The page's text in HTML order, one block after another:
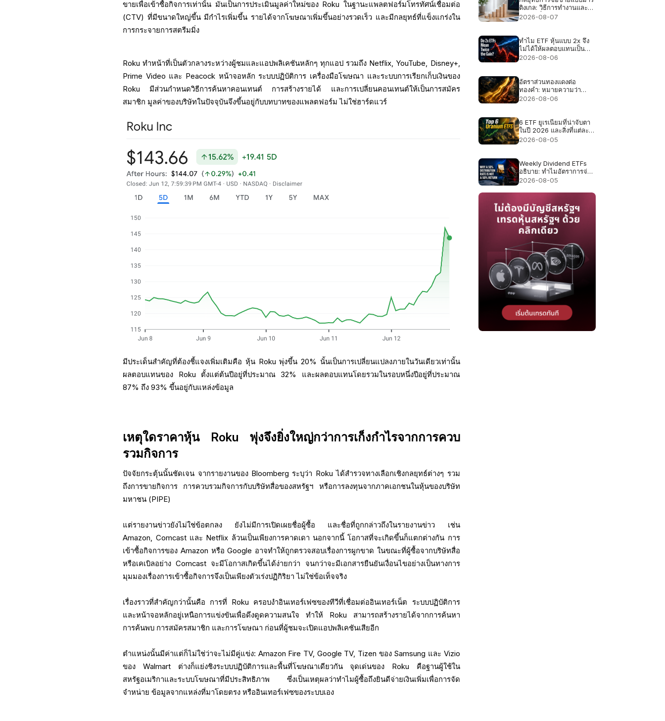
ขายเพื่อเข้าซื้อกิจการเท่านั้น มันเป็นการประเมินมูลค่าใหม่ของ Roku ในฐานะแพลตฟอร์มโทรทัศน์เชื่อมต่อ
(CTV) ที่มีขนาดใหญ่ขึ้น มีกำไรเพิ่มขึ้น รายได้จากโฆษณาเพิ่มขึ้นอย่างรวดเร็ว และมีกลยุทธ์ที่แข็งแกร่งใน
การกระจายการสตรีมมิ่ง
Roku ทำหน้าที่เป็นตัวกลางระหว่างผู้ชมและแอปพลิเคชันหลักๆ ทุกแอป รวมถึง Netflix, YouTube, Disney+,
Prime Video และ Peacock หน้าจอหลัก ระบบปฏิบัติการ เครื่องมือโฆษณา และระบบการเรียกเก็บเงินของ
Roku มีส่วนกำหนดวิธีการค้นหาคอนเทนต์ การสร้างรายได้ และการเปลี่ยนคอนเทนต์ให้เป็นการสมัคร
สมาชิก มูลค่าของบริษัทในปัจจุบันจึงขึ้นอยู่กับบทบาทของแพลตฟอร์ม ไม่ใช่ฮาร์ดแวร์
มีประเด็นสำคัญที่ต้องชี้แจงเพิ่มเติมคือ หุ้น Roku พุ่งขึ้น 20% นั้นเป็นการเปลี่ยนแปลงภายในวันเดียวเท่านั้น
ผลตอบแทนของ Roku ตั้งแต่ต้นปีอยู่ที่ประมาณ 32% และผลตอบแทนโดยรวมในรอบหนึ่งปีอยู่ที่ประมาณ
87% ถึง 93% ขึ้นอยู่กับแหล่งข้อมูล
เหตุใดราคาหุ้น Roku พุ่งจึงยิ่งใหญ่กว่าการเก็งกำไรจากการควบ
รวมกิจการ
ปัจจัยกระตุ้นนั้นชัดเจน จากรายงานของ Bloomberg ระบุว่า Roku ได้สำรวจทางเลือกเชิงกลยุทธ์ต่างๆ รวม
ถึงการขายกิจการ การควบรวมกิจการกับบริษัทสื่อของสหรัฐฯ หรือการลงทุนจากภาคเอกชนในหุ้นของบริษัท
มหาชน (PIPE)
แต่รายงานข่าวยังไม่ใช่ข้อตกลง ยังไม่มีการเปิดเผยชื่อผู้ซื้อ และชื่อที่ถูกกล่าวถึงในรายงานข่าว เช่น
Amazon, Comcast และ Netflix ล้วนเป็นเพียงการคาดเดา นอกจากนี้ โอกาสที่จะเกิดขึ้นก็แตกต่างกัน การ
เข้าซื้อกิจการของ Amazon หรือ Google อาจทำให้ถูกตรวจสอบเรื่องการผูกขาด ในขณะที่ผู้ซื้อจากบริษัทสื่อ
หรือเคเบิลอย่าง Comcast จะมีโอกาสเกิดขึ้นได้ง่ายกว่า จนกว่าจะมีเอกสารยืนยันเงื่อนไขอย่างเป็นทางการ
มุมมองเรื่องการเข้าซื้อกิจการจึงเป็นเพียงตัวเร่งปฏิกิริยา ไม่ใช่ข้อเท็จจริง
เรื่องราวที่สำคัญกว่านั้นคือ การที่ Roku ครอบงำอินเทอร์เฟซของทีวีที่เชื่อมต่ออินเทอร์เน็ต ระบบปฏิบัติการ
และหน้าจอหลักอยู่เหนือการแข่งขันเพื่อดึงดูดความสนใจ ทำให้ Roku สามารถสร้างรายได้จากการค้นหา
การค้นพบ การสมัครสมาชิก และการโฆษณา ก่อนที่ผู้ชมจะเปิดแอปพลิเคชันเสียอีก
ตำแหน่งนั้นมีค่าแต่ก็ไม่ใช่ว่าจะไม่มีคู่แข่ง: Amazon Fire TV, Google TV, Tizen ของ Samsung และ Vizio
ของ Walmart ต่างก็แย่งชิงระบบปฏิบัติการและพื้นที่โฆษณาเดียวกัน จุดเด่นของ Roku คือฐานผู้ใช้ใน
สหรัฐอเมริกาและระบบโฆษณาที่มีประสิทธิภาพ ซึ่งเป็นเหตุผลว่าทำไมผู้ซื้อถึงยินดีจ่ายเงินเพิ่มเพื่อการจัด
จำหน่าย ข้อมูลจากแหล่งที่มาโดยตรง หรืออินเทอร์เฟซของระบบเอง
ติงเกล: วิธีการทำงานและ
เหตุผลที่ล้มเหลว
2026-08-07
ทำไม ETF หุ้นแบบ 2x จึง
ไม่ได้ให้ผลตอบแทนเป็น
สองเท่าเสมอไป
2026-08-06
อัตราส่วนทองแดงต่อ
ทองคำ: หมายความว่า
อย่างไรเมื่อทองแดงและ
2026-08-06
6 ETF ยูเรเนียมที่น่าจับตา
ในปี 2026 และสิ่งที่แต่ละ
กองทุนถือครองจริง
2026-08-05
Weekly Dividend ETFs
อธิบาย: ทำไมอัตราการจ่าย
50% ไม่ใช่ผลตอบแทน
2026-08-05